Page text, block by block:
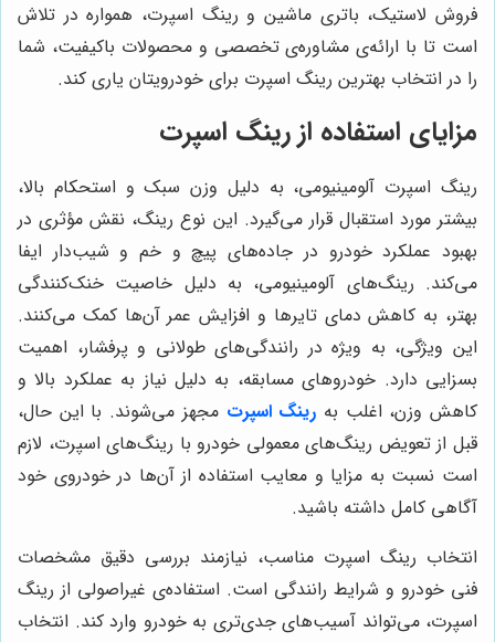
فروش لاستیک، باتری ماشین و رینگ اسپرت، همواره در تلاش
است تا با ارائه‌ی مشاوره‌ی تخصصی و محصولات باکیفیت، شما
را در انتخاب بهترین رینگ اسپرت برای خودرویتان یاری کند.
مزایای استفاده از رینگ اسپرت
رینگ اسپرت آلومینیومی، به دلیل وزن سبک و استحکام بالا،
بیشتر مورد استقبال قرار می‌گیرد. این نوع رینگ، نقش مؤثری در
بهبود عملکرد خودرو در جاده‌های پیچ و خم و شیب‌دار ایفا
می‌کند. رینگ‌های آلومینیومی، به دلیل خاصیت خنک‌کنندگی
بهتر، به کاهش دمای تایرها و افزایش عمر آن‌ها کمک می‌کنند.
این ویژگی، به ویژه در رانندگی‌های طولانی و پرفشار، اهمیت
بسزایی دارد. خودروهای مسابقه، به دلیل نیاز به عملکرد بالا و
کاهش وزن، اغلب به رینگ اسپرت مجهز می‌شوند. با این حال،
قبل از تعویض رینگ‌های معمولی خودرو با رینگ‌های اسپرت، لازم
است نسبت به مزایا و معایب استفاده از آن‌ها در خودروی خود
آگاهی کامل داشته باشید.
انتخاب رینگ اسپرت مناسب، نیازمند بررسی دقیق مشخصات
فنی خودرو و شرایط رانندگی است. استفاده‌ی غیراصولی از رینگ
اسپرت، می‌تواند آسیب‌های جدی‌تری به خودرو وارد کند. انتخاب